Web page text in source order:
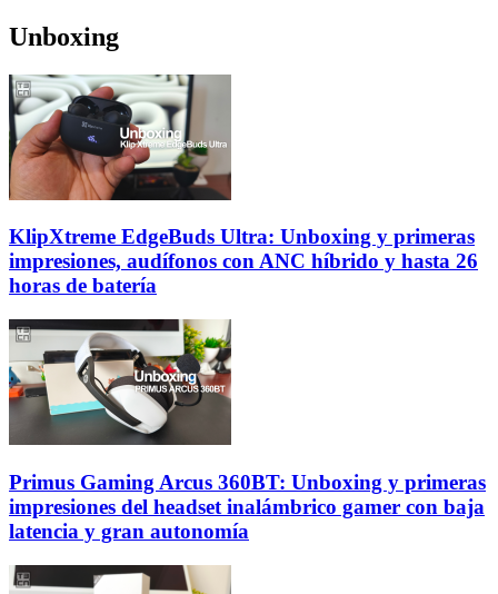
Unboxing
KlipXtreme EdgeBuds Ultra: Unboxing y primeras
impresiones, audífonos con ANC híbrido y hasta 26
horas de batería
Primus Gaming Arcus 360BT: Unboxing y primeras
impresiones del headset inalámbrico gamer con baja
latencia y gran autonomía